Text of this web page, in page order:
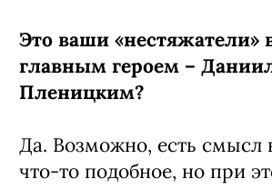
Это ваши «нестяжатели»
главным героем –
Пленицким?
Да. Возможно, есть смысл
что-то подобное, но при